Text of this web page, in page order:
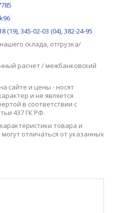
(19), 345-02-03 (04), 382-24-95
склада, отгрузка/
расчет / межбанковский
сайте и цены - носят
и не является
в соответствии с
437 ГК РФ.
товара и
отличаться от указанных